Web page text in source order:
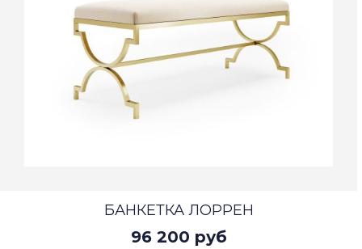
БАНКЕТКА ЛОРРЕН
96 200 руб